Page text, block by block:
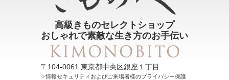
高級きものセレクトショップ
おしゃれで素敵な生き方のお手伝い
〒104-0061 東京都中央区銀座１丁目
情報セキュリティおよびご来場者様のプライバシー保護